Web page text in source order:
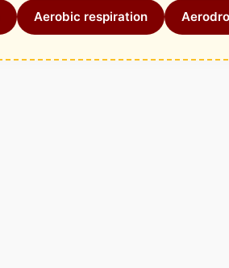
Aerobic respiration